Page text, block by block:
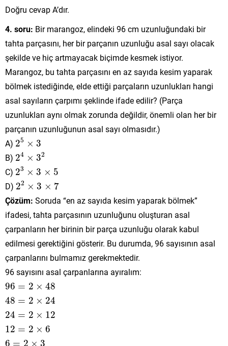
Doğru cevap A’dır.
4. soru: Bir marangoz, elindeki 96 cm uzunluğundaki bir
tahta parçasını, her bir parçanın uzunluğu asal sayı olacak
şekilde ve hiç artmayacak biçimde kesmek istiyor.
Marangoz, bu tahta parçasını en az sayıda kesim yaparak
bölmek istediğinde, elde ettiği parçaların uzunlukları hangi
asal sayıların çarpımı şeklinde ifade edilir? (Parça
uzunlukları aynı olmak zorunda değildir, önemli olan her bir
parçanın uzunluğunun asal sayı olmasıdır.)
A) 25 × 3
25 3
B) 24 × 32
24 32
C) 23 × 3 × 5
23 3×
D) 22 × 3 × 7
22 3×
Çözüm: Soruda “en az sayıda kesim yaparak bölmek”
ifadesi, tahta parçasının uzunluğunu oluşturan asal
çarpanların her birinin bir parça uzunluğu olarak kabul
edilmesi gerektiğini gösterir. Bu durumda, 96 sayısının asal
çarpanlarını bulmamız gerekmektedir.
96 sayısını asal çarpanlarına ayıralım:
96 = 2 × 48
96 ×48
48 = 2 × 24
48 ×24
24 = 2 × 12
24 ×12
12 = 2 × 6
12 ×6
6 = 2 × 3
6 ×3